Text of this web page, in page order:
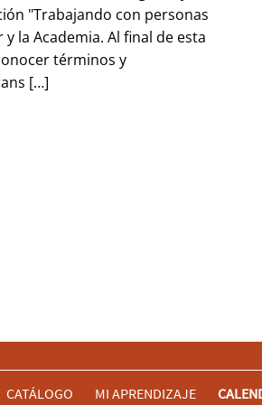
"Trabajando con personas
la Academia. Al final de esta
términos y
[…]
CATÁLOGO MI APRENDIZAJE